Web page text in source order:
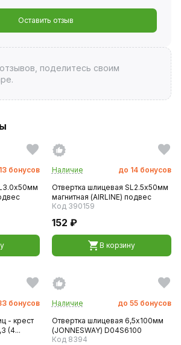
Оставить отзыв
поделитесь своим
13 бонусов
Наличие до 14 бонусов
Отвертка шлицевая SL2.5х50мм
магнитная (AIRLINE) подвес
Код 390159
152 ₽
В корзину
бонусов
- крест
(4...
Наличие до 55 бонусов
Отвертка шлицевая 6,5х100мм
(JONNESWAY) D04S6100
Код 8394